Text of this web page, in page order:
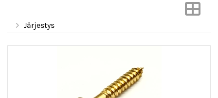
Järjestys